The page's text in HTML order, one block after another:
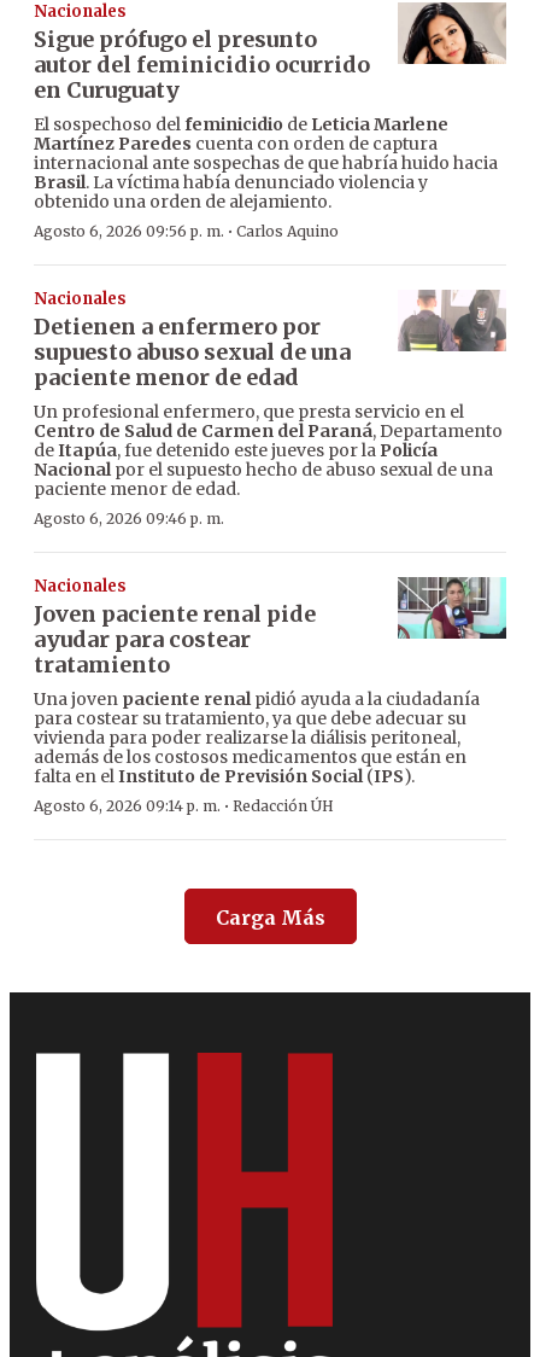
Nacionales
Sigue prófugo el presunto
autor del feminicidio ocurrido
en Curuguaty
El sospechoso delfeminicidio de Leticia Marlene
Martínez Paredes cuenta con orden de captura
internacional ante sospechas de que habría huido hacia
Brasil. La víctima había denunciado violencia y
obtenido una orden de alejamiento.
Agosto 6, 2026 09:56 p. m. · Carlos Aquino
Nacionales
Detienen a enfermero por
supuesto abuso sexual de una
paciente menor de edad
Un profesional enfermero, que presta servicio en el
Centro de Salud de Carmen del Paraná, Departamento
deItapúa, fue detenido este jueves por la Policía
Nacionalpor el supuesto hecho de abuso sexual de una
paciente menor de edad.
Agosto 6, 2026 09:46 p. m.
Nacionales
Joven paciente renal pide
ayudar para costear
tratamiento
Una joven paciente renalpidió ayuda a la ciudadanía
para costear su tratamiento, ya que debe adecuar su
vivienda para poder realizarse la diálisis peritoneal,
además de los costosos medicamentos que están en
falta en elInstituto de Previsión Social(IPS).
Agosto 6, 2026 09:14 p. m. · Redacción ÚH
Carga Más